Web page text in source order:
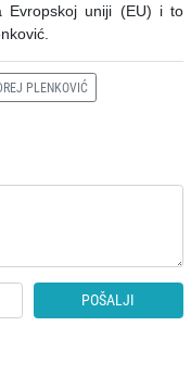
Evropskoj uniji (EU) i to
PLENKOVIĆ
POŠALJI